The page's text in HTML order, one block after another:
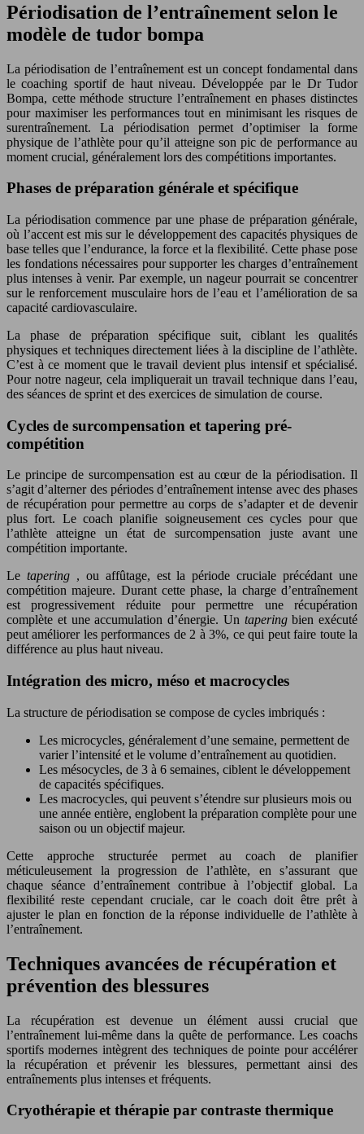
Périodisation de l’entraînement selon le
modèle de tudor bompa
La périodisation de l’entraînement est un concept fondamental dans
le coaching sportif de haut niveau. Développée par le Dr Tudor
Bompa, cette méthode structure l’entraînement en phases distinctes
pour maximiser les performances tout en minimisant les risques de
surentraînement. La périodisation permet d’optimiser la forme
physique de l’athlète pour qu’il atteigne son pic de performance au
moment crucial, généralement lors des compétitions importantes.
Phases de préparation générale et spécifique
La périodisation commence par une phase de préparation générale,
où l’accent est mis sur le développement des capacités physiques de
base telles que l’endurance, la force et la flexibilité. Cette phase pose
les fondations nécessaires pour supporter les charges d’entraînement
plus intenses à venir. Par exemple, un nageur pourrait se concentrer
sur le renforcement musculaire hors de l’eau et l’amélioration de sa
capacité cardiovasculaire.
La phase de préparation spécifique suit, ciblant les qualités
physiques et techniques directement liées à la discipline de l’athlète.
C’est à ce moment que le travail devient plus intensif et spécialisé.
Pour notre nageur, cela impliquerait un travail technique dans l’eau,
des séances de sprint et des exercices de simulation de course.
Cycles de surcompensation et tapering pré-
compétition
Le principe de surcompensation est au cœur de la périodisation. Il
s’agit d’alterner des périodes d’entraînement intense avec des phases
de récupération pour permettre au corps de s’adapter et de devenir
plus fort. Le coach planifie soigneusement ces cycles pour que
l’athlète atteigne un état de surcompensation juste avant une
compétition importante.
Le tapering , ou affûtage, est la période cruciale précédant une
compétition majeure. Durant cette phase, la charge d’entraînement
est progressivement réduite pour permettre une récupération
complète et une accumulation d’énergie. Un taperingbien exécuté
peut améliorer les performances de 2 à 3%, ce qui peut faire toute la
différence au plus haut niveau.
Intégration des micro, méso et macrocycles
La structure de périodisation se compose de cycles imbriqués :
Les microcycles, généralement d’une semaine, permettent de
varier l’intensité et le volume d’entraînement au quotidien.
Les mésocycles, de 3 à 6 semaines, ciblent le développement
de capacités spécifiques.
Les macrocycles, qui peuvent s’étendre sur plusieurs mois ou
une année entière, englobent la préparation complète pour une
saison ou un objectif majeur.
Cette approche structurée permet au coach de planifier
méticuleusement la progression de l’athlète, en s’assurant que
chaque séance d’entraînement contribue à l’objectif global. La
flexibilité reste cependant cruciale, car le coach doit être prêt à
ajuster le plan en fonction de la réponse individuelle de l’athlète à
l’entraînement.
Techniques avancées de récupération et
prévention des blessures
La récupération est devenue un élément aussi crucial que
l’entraînement lui-même dans la quête de performance. Les coachs
sportifs modernes intègrent des techniques de pointe pour accélérer
la récupération et prévenir les blessures, permettant ainsi des
entraînements plus intenses et fréquents.
Cryothérapie et thérapie par contraste thermique